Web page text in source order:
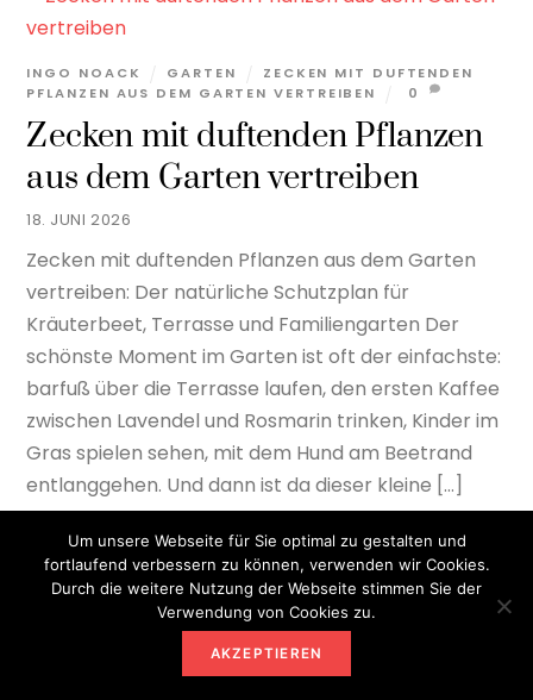
18. JUNI 2026
Zecken mit duftenden Pflanzen
aus dem Garten vertreiben
INGO NOACK GARTEN
ZECKEN MIT DUFTENDEN
PFLANZEN AUS DEM GARTEN VERTREIBEN
0
Zecken mit duftenden Pflanzen aus dem Garten
vertreiben: Der natürliche Schutzplan für
Kräuterbeet, Terrasse und Familiengarten Der
schönste Moment im Garten ist oft der einfachste:
barfuß über die Terrasse laufen, den ersten Kaffee
zwischen Lavendel und Rosmarin trinken, Kinder im
Gras spielen sehen, mit dem Hund am Beetrand
entlanggehen. Und dann ist da dieser kleine […]
Um unsere Webseite für Sie optimal zu gestalten und
fortlaufend verbessern zu können, verwenden wir Cookies.
Durch die weitere Nutzung der Webseite stimmen Sie der
Verwendung von Cookies zu.
AKZEPTIEREN